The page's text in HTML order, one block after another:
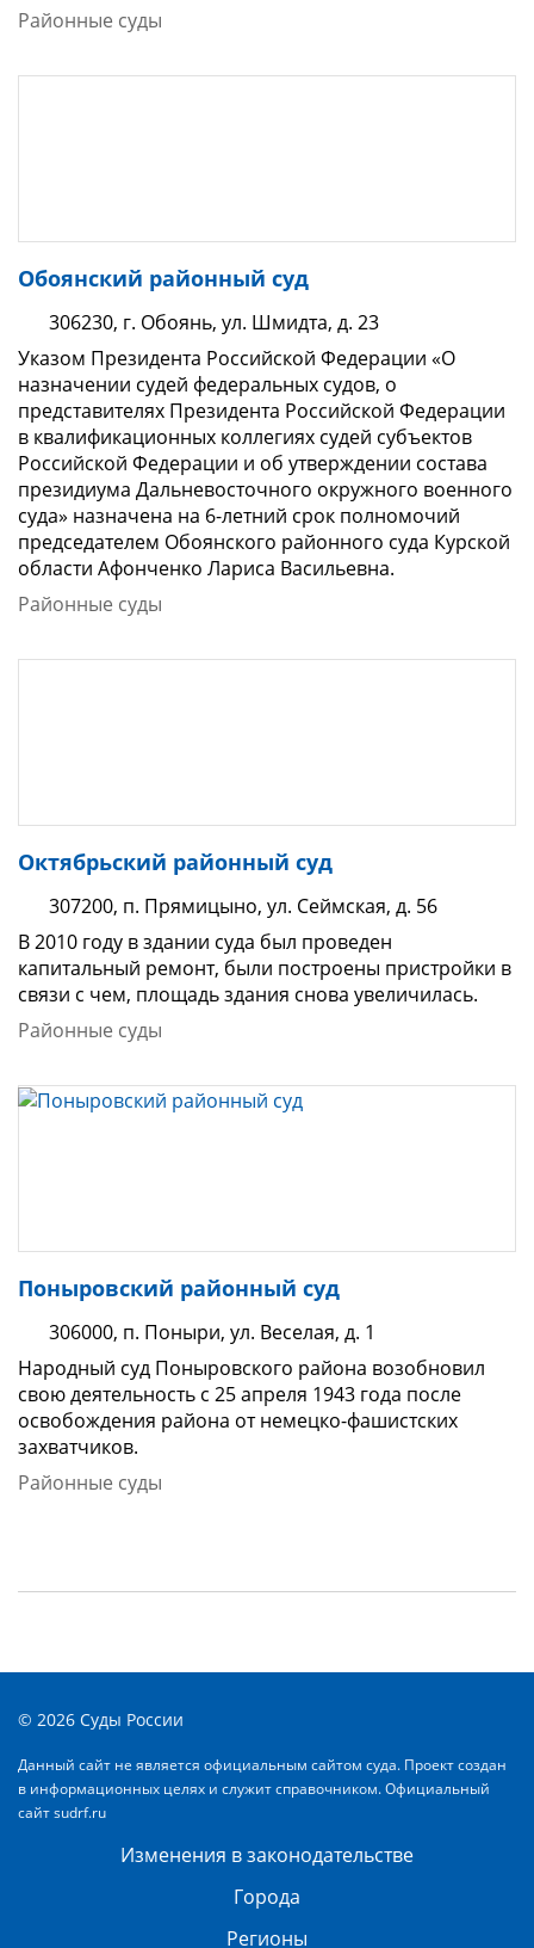
Районные суды
Обоянский районный суд
306230, г. Обоянь, ул. Шмидта, д. 23
Указом Президента Российской Федерации «О
назначении судей федеральных судов, о
представителях Президента Российской Федерации
в квалификационных коллегиях судей субъектов
Российской Федерации и об утверждении состава
президиума Дальневосточного окружного военного
суда» назначена на 6-летний срок полномочий
председателем Обоянского районного суда Курской
области Афонченко Лариса Васильевна.
Районные суды
Октябрьский районный суд
307200, п. Прямицыно, ул. Сеймская, д. 56
В 2010 году в здании суда был проведен
капитальный ремонт, были построены пристройки в
связи с чем, площадь здания снова увеличилась.
Районные суды
Поныровский районный суд
306000, п. Поныри, ул. Веселая, д. 1
Народный суд Поныровского района возобновил
свою деятельность с 25 апреля 1943 года после
освобождения района от немецко-фашистских
захватчиков.
Районные суды
© 2026 Суды России
Данный сайт не является официальным сайтом суда. Проект создан
в информационных целях и служит справочником. Официальный
сайтsudrf.ru
Изменения в законодательстве
Города
Регионы